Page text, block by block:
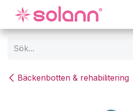
Hoppa till innehåll
Bäckenbotten & rehabilitering